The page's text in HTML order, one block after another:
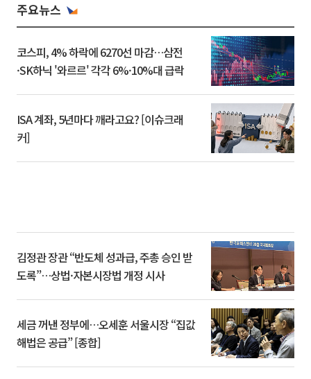
주요뉴스
코스피, 4% 하락에 6270선 마감…삼전
·SK하닉 '와르르' 각각 6%·10%대 급락
ISA 계좌, 5년마다 깨라고요? [이슈크래
커]
김정관 장관 “반도체 성과급, 주총 승인 받
도록”…상법·자본시장법 개정 시사
세금 꺼낸 정부에…오세훈 서울시장 “집값
해법은 공급” [종합]